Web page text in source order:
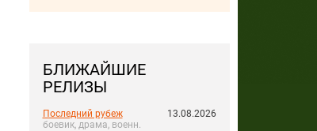
БЛИЖАЙШИЕ
РЕЛИЗЫ
Последний рубеж
боевик, драма, военн.
13.08.2026